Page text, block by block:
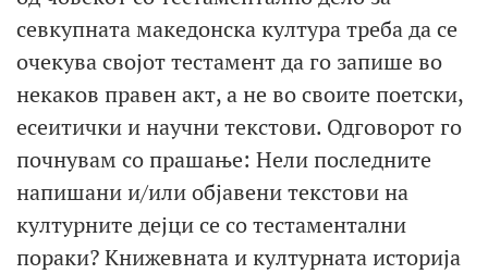
севкупната македонска култура треба да се
очекува својот тестамент да го запише во
некаков правен акт, а не во своите поетски,
есеитички и научни текстови. Одговорот го
почнувам со прашање: Нели последните
напишани и/или објавени текстови на
културните дејци се со тестаментални
пораки? Книжевната и културната историја